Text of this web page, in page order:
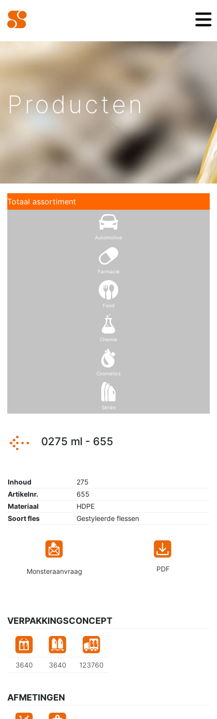
Producten
Totaal assortiment
Automotive
Farmacie
Food
Chemie
Cosmetics
Series
0275 ml - 655
Inhoud
275
Artikelnr.
655
Materiaal
HDPE
Soort fles
Gestyleerde flessen
Monsteraanvraag PDF
VERPAKKINGSCONCEPT
3640 3640 123760
AFMETINGEN